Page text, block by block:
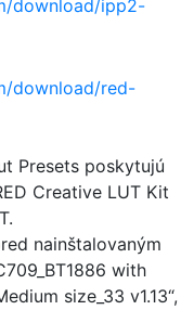
download/ipp2-
download/red-
Presets poskytujú
Creative LUT Kit
nainštalovaným
with
size_33 v1.13“,